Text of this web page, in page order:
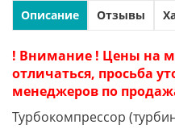
Описание Отзывы
! Внимание ! Цены на
отличаться, просьба
менеджеров по
Турбокомпрессор